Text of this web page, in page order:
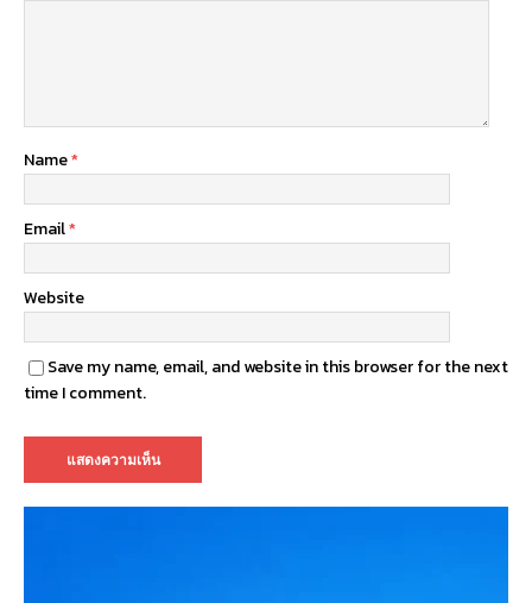
Name*
Email*
Website
Save my name, email, and website in this browser for the next
time I comment.